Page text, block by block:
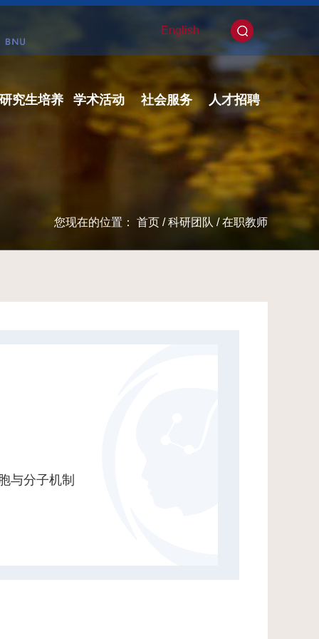
English
究生培养 学术活动 社会服务 人才招聘
您现在的位置： 首页 /科研团队 /在职教师
与分子机制